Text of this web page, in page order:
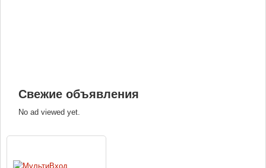
Свежие объявления
No ad viewed yet.